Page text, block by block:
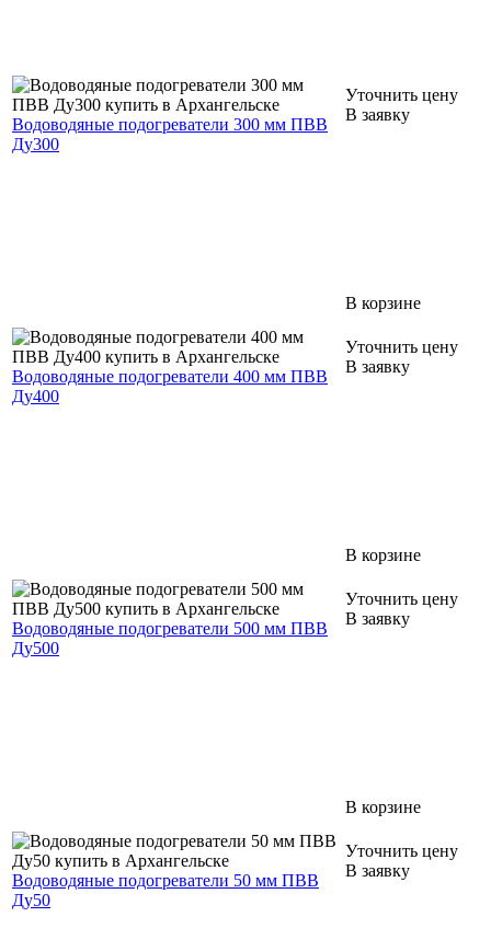
Водоводяные подогреватели 300 мм ПВВ
Ду300
Уточнить цену
В заявку
В корзине
Водоводяные подогреватели 400 мм ПВВ
Ду400
Уточнить цену
В заявку
В корзине
Водоводяные подогреватели 500 мм ПВВ
Ду500
Уточнить цену
В заявку
В корзине
Водоводяные подогреватели 50 мм ПВВ
Ду50
Уточнить цену
В заявку